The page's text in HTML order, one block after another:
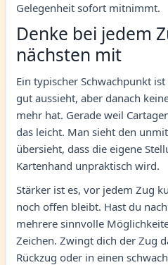
Gelegenheit sofort mitnimmt.
Denke bei jedem
nächsten mit
Ein typischer Schwachpunkt
gut aussieht, aber danach
mehr hat. Gerade weil
das leicht. Man sieht den
übersieht, dass die eigene
Kartenhand unpraktisch wird.
Stärker ist es, vor jedem Zug
noch offen bleibt. Hast du
mehrere sinnvolle
Zeichen. Zwingt dich der Zug
Rückzug oder in einen